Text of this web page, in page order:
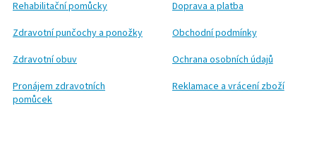
Rehabilitační pomůcky
Zdravotní punčochy a ponožky
Zdravotní obuv
Pronájem zdravotních
pomůcek
Doprava a platba
Obchodní podmínky
Ochrana osobních údajů
Reklamace a vrácení zboží